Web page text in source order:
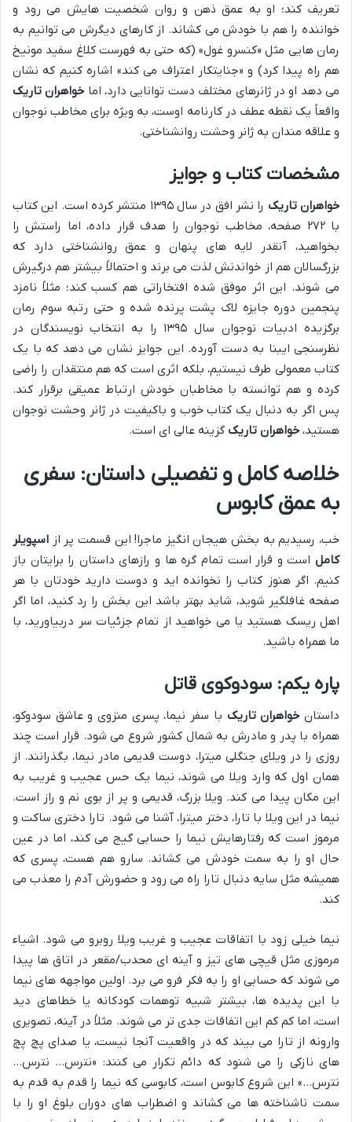
تعریف کند؛ او به عمق ذهن و روان شخصیت هایش می رود و
خواننده را هم با خودش می کشاند. از کارهای دیگرش می توانیم به
رمان هایی مثل «کنسرو غول» (که حتی به فهرست کلاغ سفید مونیخ
هم راه پیدا کرد) و «جنایتکار اعتراف می کند» اشاره کنیم که نشان
می دهد او در ژانرهای مختلف دست توانایی دارد، اما خواهران تاریک
واقعاً یک نقطه عطف در کارنامه اوست، به ویژه برای مخاطب نوجوان
و علاقه مندان به ژانر وحشت روانشناختی.
مشخصات کتاب و جوایز
خواهران تاریک
را نشر افق در سال ۱۳۹۵ منتشر کرده است. این کتاب
با ۲۷۲ صفحه، مخاطب نوجوان را هدف قرار داده، اما راستش را
بخواهید، آنقدر لایه های پنهان و عمق روانشناختی دارد که
بزرگسالان هم از خواندنش لذت می برند و احتمالاً بیشتر هم درگیرش
می شوند. این اثر موفق شده افتخاراتی هم کسب کند؛ مثلاً نامزد
پنجمین دوره جایزه لاک پشت پرنده شده و حتی رتبه سوم رمان
برگزیده ادبیات نوجوان سال ۱۳۹۵ را به انتخاب نویسندگان در
نظرسنجی ایبنا به دست آورده. این جوایز نشان می دهد که با یک
کتاب معمولی طرف نیستیم، بلکه اثری است که هم منتقدان را راضی
کرده و هم توانسته با مخاطبان خودش ارتباط عمیقی برقرار کند.
پس اگر به دنبال یک کتاب خوب و باکیفیت در ژانر وحشت نوجوان
هستید، خواهران تاریک گزینه عالی ای است.
خلاصه کامل و تفصیلی داستان: سفری
به عمق کابوس
خب، رسیدیم به بخش هیجان انگیز ماجرا! این قسمت پر از اسپویلر
کامل است و قرار است تمام گره ها و رازهای داستان را برایتان باز
کنیم. اگر هنوز کتاب را نخوانده اید و دوست دارید خودتان با هر
صفحه غافلگیر شوید، شاید بهتر باشد این بخش را رد کنید، اما اگر
اهل ریسک هستید یا می خواهید از تمام جزئیات سر دربیاورید، با
ما همراه باشید.
پاره یکم: سودوکوی قاتل
داستان خواهران تاریک با سفر نیما، پسری منزوی و عاشق سودوکو،
همراه با پدر و مادرش به شمال کشور شروع می شود. قرار است چند
روزی را در ویلای جنگلی میترا، دوست قدیمی مادر نیما، بگذرانند. از
همان اول که وارد ویلا می شوند، نیما یک حس عجیب و غریب به
این مکان پیدا می کند. ویلا بزرگ، قدیمی و پر از بوی نم و راز است.
نیما در این ویلا با تارا، دختر میترا، آشنا می شود. تارا دختری ساکت و
مرموز است که رفتارهایش نیما را حسابی گیج می کند، اما در عین
حال او را به سمت خودش می کشاند. سارو هم هست، پسری که
همیشه مثل سایه دنبال تارا راه می رود و حضورش آدم را معذب می
کند.
نیما خیلی زود با اتفاقات عجیب و غریب ویلا روبرو می شود. اشیاء
مرموزی مثل قیچی های تیز و آینه ای محدب/مقعر در اتاق ها پیدا
می شوند که حسابی او را به فکر فرو می برد. اولین مواجهه های نیما
با این پدیده ها، بیشتر شبیه توهمات کودکانه یا خطاهای دید
است، اما کم کم این اتفاقات جدی تر می شوند. مثلاً در آینه، تصویری
وارونه از تارا می بیند که در واقعیت آنجا نیست، یا صدای پچ پچ
های نازکی را می شنود که دائم تکرار می کنند: «نترس… نترس…
نترس…» این شروع کابوس است، کابوسی که نیما را قدم به قدم به
سمت ناشناخته ها می کشاند و اضطراب های دوران بلوغ او را با